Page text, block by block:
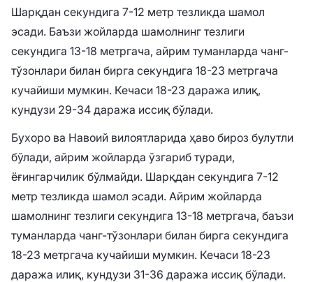
Шарқдан секундига 7-12 метр тезликда шамол
эсади. Баъзи жойларда шамолнинг тезлиги
секундига 13-18 метргача, айрим туманларда чанг-
тўзонлари билан бирга секундига 18-23 метргача
кучайиши мумкин. Кечаси 18-23 даража илиқ,
кундузи 29-34 даража иссиқ бўлади.
Бухоро ва Навоий вилоятларида ҳаво бироз булутли
бўлади, айрим жойларда ўзгариб туради,
ёғингарчилик бўлмайди. Шарқдан секундига 7-12
метр тезликда шамол эсади. Айрим жойларда
шамолнинг тезлиги секундига 13-18 метргача, баъзи
туманларда чанг-тўзонлари билан бирга секундига
18-23 метргача кучайиши мумкин. Кечаси 18-23
даража илиқ, кундузи 31-36 даража иссиқ бўлади.